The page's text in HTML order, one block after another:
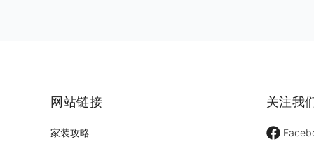
网站链接
家装攻略
关注我